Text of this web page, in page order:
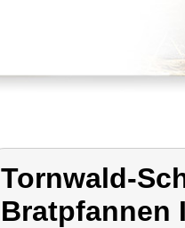
Tornwald-
Bratpfannen